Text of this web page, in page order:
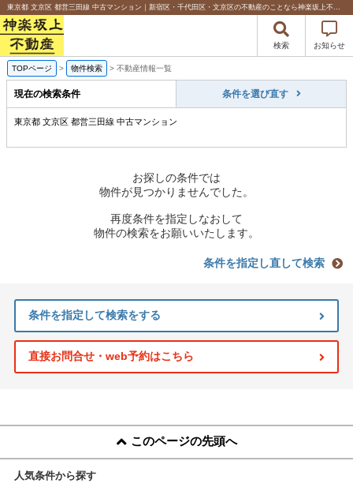
東京都 文京区 都営三田線 中古マンション｜新宿区・千代田区・文京区の不動産のことなら神楽坂上不動産
検索 お知らせ
TOPページ > 物件検索 > 不動産情報一覧
現在の検索条件 条件を選び直す
東京都 文京区 都営三田線 中古マンション
お探しの条件では
物件が見つかりませんでした。
再度条件を指定しなおして
物件の検索をお願いいたします。
条件を指定し直して検索
条件を指定して検索をする
直接お問合せ・web予約はこちら
このページの先頭へ
人気条件から探す